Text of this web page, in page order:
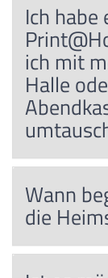
Ich habe
ich mit
Halle
Wann
die